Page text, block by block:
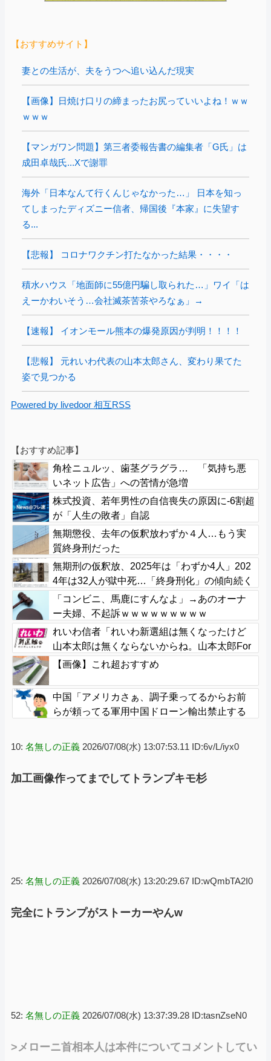
【おすすめサイト】
妻との生活が、夫をうつへ追い込んだ現実
【画像】日焼け口リの締まったお尻っていいよね！ｗｗ
ｗｗｗ
【マンガワン問題】第三者委報告書の編集者「G氏」は
成田卓哉氏...Xで謝罪
海外「日本なんて行くんじゃなかった…」 日本を知っ
てしまったディズニー信者、帰国後『本家』に失望す
る...
【悲報】 コロナワクチン打たなかった結果・・・・
積水ハウス「地面師に55億円騙し取られた…」ワイ「は
えーかわいそう…会社滅茶苦茶やろなぁ」→
【速報】 イオンモール熊本の爆発原因が判明！！！！
【悲報】 元れいわ代表の山本太郎さん、変わり果てた
姿で見つかる
Powered by livedoor 相互RSS
【おすすめ記事】
角栓ニュルッ、歯茎グラグラ… 「気持ち悪
いネット広告」への苦情が急増
株式投資、若年男性の自信喪失の原因に-6割超
が「人生の敗者」自認
無期懲役、去年の仮釈放わずか４人…もう実
質終身刑だった
無期刑の仮釈放、2025年は「わずか4人」202
4年は32人が獄中死…「終身刑化」の傾向続く
「コンビニ、馬鹿にすんなよ」→あのオーナ
ー夫婦、不起訴ｗｗｗｗｗｗｗｗｗ
れいわ信者「れいわ新選組は無くなったけど
山本太郎は無くならないからね。山本太郎For
ever????」
【画像】これ超おすすめ
中国「アメリカさぁ、調子乗ってるからお前
らが頼ってる軍用中国ドローン輸出禁止する
10: 名無しの正義 2026/07/08(水) 13:07:53.11 ID:6v/L/iyx0
加工画像作ってまでしてトランプキモ杉
25: 名無しの正義 2026/07/08(水) 13:20:29.67 ID:wQmbTA2I0
完全にトランプがストーカーやんw
52: 名無しの正義 2026/07/08(水) 13:37:39.28 ID:tasnZseN0
>メローニ首相本人は本件についてコメントしてい